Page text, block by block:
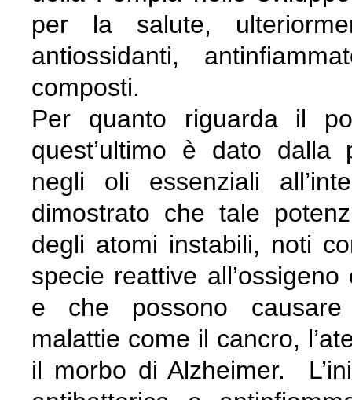
per la salute,
antiossidanti,
composti.
Per quanto riguarda il
quest’ultimo è dato dalla
negli oli essenziali
dimostrato che tale
degli atomi instabili, noti
specie reattive
e che possono causare
malattie come il cancro,
il morbo di Alzheimer.